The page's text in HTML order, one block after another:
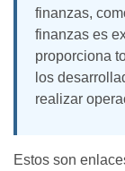
finanzas,
finanzas es
proporciona
los
realizar
Estos son